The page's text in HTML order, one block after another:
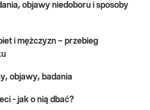
BV, bakteryjna waginoza) to
waginozie dochodzi do
pałeczek kwa
objawy niedoboru i sposoby
i mężczyzn – przebieg
objawy, badania
- jak o nią dbać?